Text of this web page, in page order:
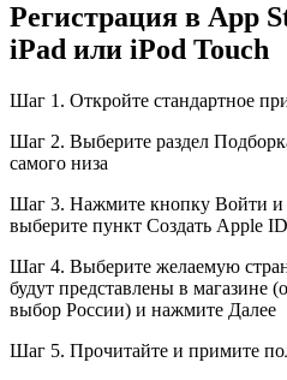
Регистрация в App
iPad или iPod Touch
Шаг 1. Откройте стандартное
Шаг 2. Выберите раздел
самого низа
Шаг 3. Нажмите кнопку Войти
выберите пункт Создать Apple ID
Шаг 4. Выберите желаемую
будут представлены в магазине
выбор России) и нажмите Далее
Шаг 5. Прочитайте и примите